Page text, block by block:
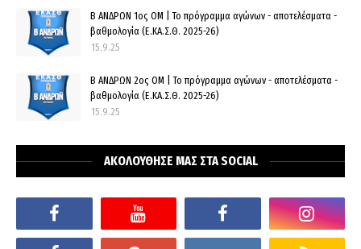
Β ΑΝΔΡΩΝ 1ος ΟΜ | Το πρόγραμμα αγώνων - αποτελέσματα -
βαθμολογία (Ε.ΚΑ.Σ.Θ. 2025-26)
15.9.25
Β ΑΝΔΡΩΝ 2ος ΟΜ | Το πρόγραμμα αγώνων - αποτελέσματα -
βαθμολογία (Ε.ΚΑ.Σ.Θ. 2025-26)
15.9.25
ΑΚΟΛΟΥΘΗΣΕ ΜΑΣ ΣΤΑ SOCIAL